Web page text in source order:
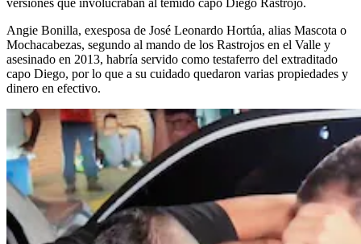
Angie Bonilla, exesposa de José Leonardo Hortúa, alias Mascota o
Mochacabezas, segundo al mando de los Rastrojos en el Valle y
asesinado en 2013, habría servido como testaferro del extraditado
capo Diego, por lo que a su cuidado quedaron varias propiedades y
dinero en efectivo.